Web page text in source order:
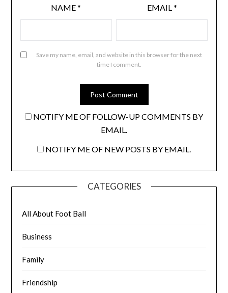
NAME* EMAIL*
Save my name, email, and website in this browser for the next
time I comment.
NOTIFY ME OF FOLLOW-UP COMMENTS BY
EMAIL.
NOTIFY ME OF NEW POSTS BY EMAIL.
CATEGORIES
All About Foot Ball
Business
Family
Friendship